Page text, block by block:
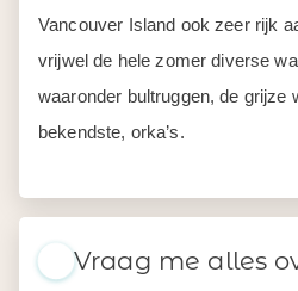
Vancouver Island ook zeer rijk
vrijwel de hele zomer diverse
waaronder bultruggen, de grijze
bekendste, orka’s.
Vraag me alles